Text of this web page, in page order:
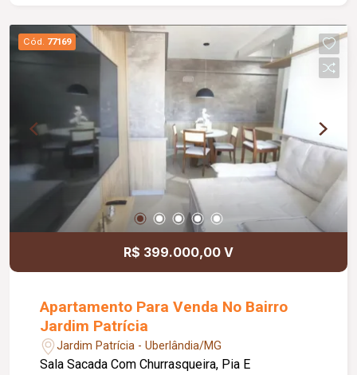
Cód. 77169
R$ 399.000,00 V
Apartamento Para Venda No Bairro
Jardim Patrícia
Jardim Patrícia - Uberlândia/MG
Sala Sacada Com Churrasqueira, Pia E